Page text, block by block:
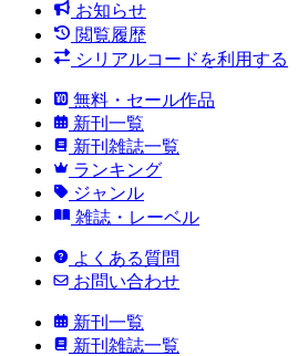
お知らせ
閲覧履歴
シリアルコードを利用する
無料・セール作品
新刊一覧
新刊雑誌一覧
ランキング
ジャンル
雑誌・レーベル
よくある質問
お問い合わせ
新刊一覧
新刊雑誌一覧